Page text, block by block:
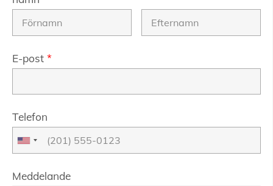
E-post *
Telefon
Meddelande